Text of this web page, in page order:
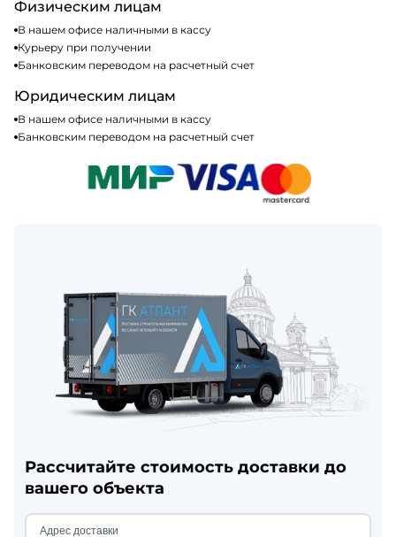
Физическим лицам
В нашем офисе наличными в кассу
Курьеру при получении
Банковским переводом на расчетный счет
Юридическим лицам
В нашем офисе наличными в кассу
Банковским переводом на расчетный счет
Рассчитайте стоимость доставки до
вашего объекта